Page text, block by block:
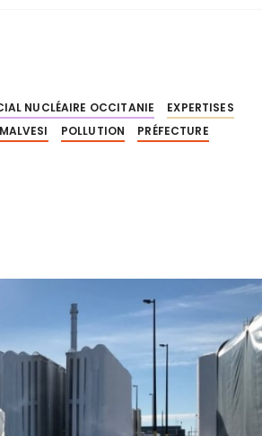
NUCLÉAIRE OCCITANIE
EXPERTISES
POLLUTION
PRÉFECTURE